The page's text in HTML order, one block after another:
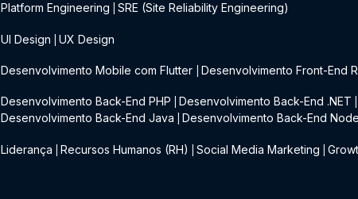
Platform Engineering SRE (Site Reliability Engineering)
UI Design UX Design
Desenvolvimento Mobile com Flutter Desenvolvimento Front-End
Desenvolvimento Back-End PHP Desenvolvimento Back-End .NET
Desenvolvimento Back-End Java Desenvolvimento Back-End
Liderança Recursos Humanos (RH) Social Media Marketing